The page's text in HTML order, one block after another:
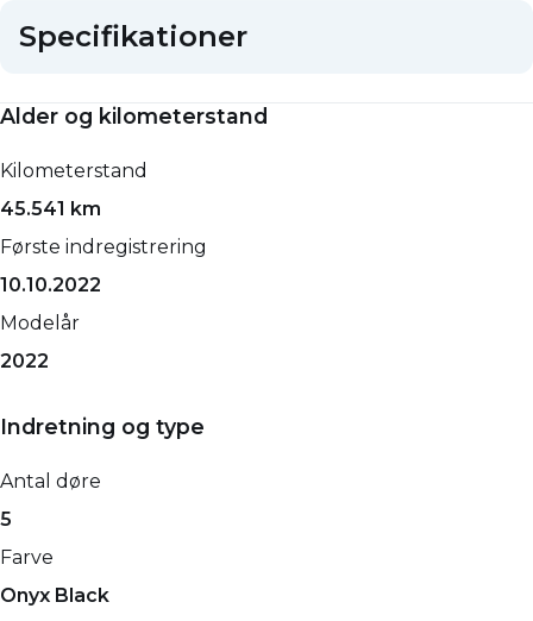
Specifikationer
Alder og kilometerstand
Kilometerstand
45.541 km
Første indregistrering
10.10.2022
Modelår
2022
Indretning og type
Antal døre
5
Farve
Onyx Black